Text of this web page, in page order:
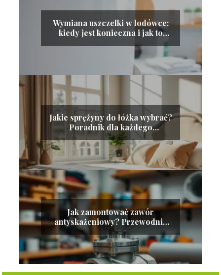
Wymiana uszczelki w lodówce:
kiedy jest konieczna i jak to
Jakie sprężyny do łóżka wybrać?
Poradnik dla każdego
kupującego
Jak zamontować zawór
antyskażeniowy? Przewodnik
krok po kroku